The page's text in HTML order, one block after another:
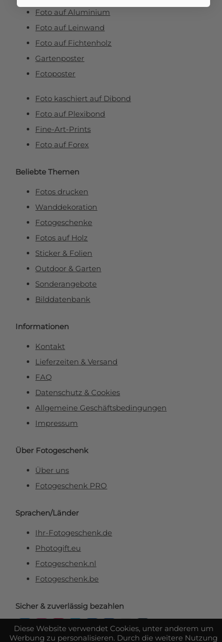
Diese Website verwendet Cookies, unter anderem um
Werbung zu personalisieren. Durch die weitere Nutzung
Foto auf Aluminium
Foto auf Leinwand
Foto auf Fichtenholz
Gartenposter
Fotoposter
Foto kaschiert auf Dibond
Foto auf Plexibond
Fine-Art-Prints
Foto auf Forex
Beliebte Themen
Fotos drucken
Wanddekoration
Fotogeschenke
Fotos auf Holz
Sticker & Folien
Outdoor & Garten
Sonderangebote
Bilddatenbank
Informationen
Kontakt
Lieferzeiten & Versand
FAQ
Datenschutz & Cookies
Allgemeine Geschäftsbedingungen
Impressum
Über Fotogeschenk
Über uns
Fotogeschenk PRO
Sprachen/Länder
Ihr-Fotogeschenk.de
Photogift.eu
Fotogeschenk.nl
Fotogeschenk.be
Sicher & zuverlässig bezahlen